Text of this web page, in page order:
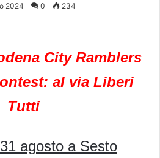
2024 0 234
City Ramblers
al via Liberi
Tutti
agosto a Sesto